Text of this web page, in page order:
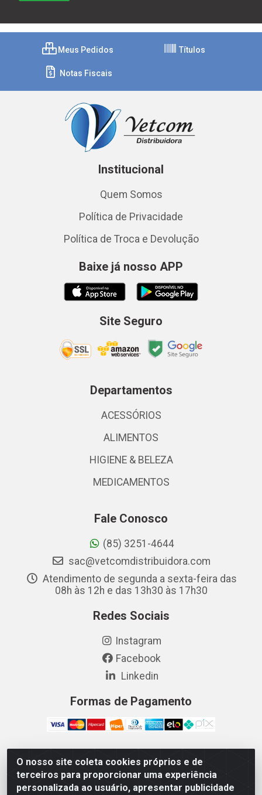
O nosso site coleta cookies próprios e de
terceiros para proporcionar uma experiência
personalizada ao usuário, apresentar publicidade
Meus Pedidos Títulos
Notas Fiscais
Institucional
Quem Somos
Política de Privacidade
Política de Troca e Devolução
Baixe já nosso APP
Site Seguro
Departamentos
ACESSÓRIOS
ALIMENTOS
HIGIENE & BELEZA
MEDICAMENTOS
Fale Conosco
(85) 3251-4644
sac@vetcomdistribuidora.com
Atendimento de segunda a sexta-feira das
08h às 12h e das 13h30 às 17h30
Redes Sociais
Instagram
Facebook
Linkedin
Formas de Pagamento
Vetcom Distribuidora de Rações LTDA - Rua Maximiano
Barreto, 1040 - Barroso, Fortaleza/CE - CEP 60.863-260